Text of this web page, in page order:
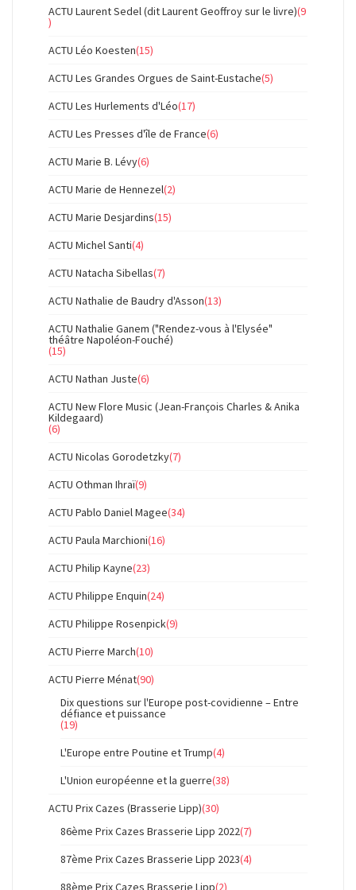
ACTU Laurent Sedel (dit Laurent Geoffroy sur le livre)(9
)
ACTU Léo Koesten(15)
ACTU Les Grandes Orgues de Saint-Eustache(5)
ACTU Les Hurlements d'Léo(17)
ACTU Les Presses d'île de France(6)
ACTU Marie B. Lévy(6)
ACTU Marie de Hennezel(2)
ACTU Marie Desjardins(15)
ACTU Michel Santi(4)
ACTU Natacha Sibellas(7)
ACTU Nathalie de Baudry d'Asson(13)
ACTU Nathalie Ganem ("Rendez-vous à l'Elysée"
théâtre Napoléon-Fouché)
(15)
ACTU Nathan Juste(6)
ACTU New Flore Music (Jean-François Charles & Anika
Kildegaard)
(6)
ACTU Nicolas Gorodetzky(7)
ACTU Othman Ihraï(9)
ACTU Pablo Daniel Magee(34)
ACTU Paula Marchioni(16)
ACTU Philip Kayne(23)
ACTU Philippe Enquin(24)
ACTU Philippe Rosenpick(9)
ACTU Pierre March(10)
ACTU Pierre Ménat(90)
Dix questions sur l'Europe post-covidienne – Entre
défiance et puissance
(19)
L'Europe entre Poutine et Trump(4)
L'Union européenne et la guerre(38)
ACTU Prix Cazes (Brasserie Lipp)(30)
86ème Prix Cazes Brasserie Lipp 2022(7)
87ème Prix Cazes Brasserie Lipp 2023(4)
88ème Prix Cazes Brasserie Lipp(2)